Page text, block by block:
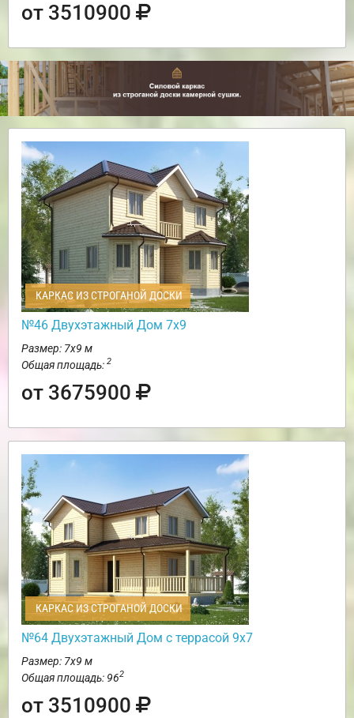
от 3510900
КАРКАС ИЗ СТРОГАНОЙ ДОСКИ
№46 Двухэтажный Дом 7х9
Размер: 7х9 м
Общая площадь: 2
от 3675900
КАРКАС ИЗ СТРОГАНОЙ ДОСКИ
№64 Двухэтажный Дом с террасой 9х7
Размер: 7х9 м
Общая площадь: 962
от 3510900